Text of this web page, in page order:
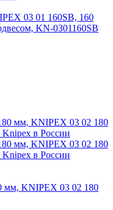
03 01 160SB, 160
KN-0301160SB
мм, KNIPEX 03 02 180